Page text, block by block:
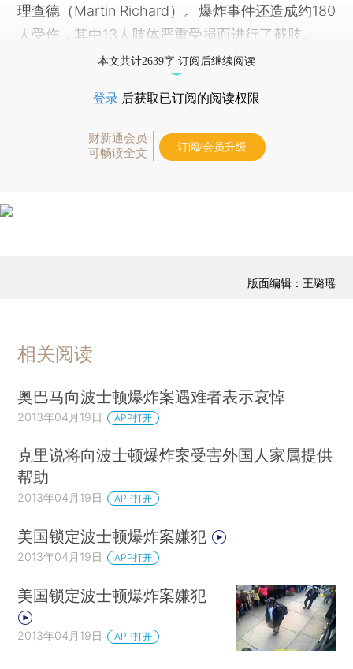
理查德（Martin Richard）。爆炸事件还造成约180
人受伤，其中13人肢体严重受损而进行了截肢。
本文共计2639字 订阅后继续阅读
登录 后获取已订阅的阅读权限
财新通会员
可畅读全文
订阅/会员升级
版面编辑：王璐瑶
相关阅读
奥巴马向波士顿爆炸案遇难者表示哀悼
2013年04月19日 APP打开
克里说将向波士顿爆炸案受害外国人家属提供
帮助
2013年04月19日 APP打开
美国锁定波士顿爆炸案嫌犯
2013年04月19日 APP打开
美国锁定波士顿爆炸案嫌犯
2013年04月19日 APP打开